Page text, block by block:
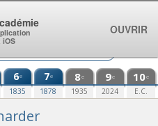
6e
1835
7e
1878
8e
1935
9e
2024
10e
E.C.
iOS
OUVRIR